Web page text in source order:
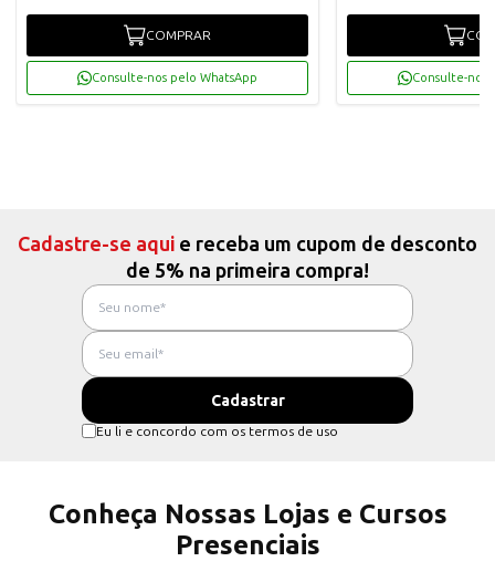
COMPRAR
Consulte-nos pelo WhatsApp Consulte-nos
Cadastre-se aqui e receba um cupom de desconto
de 5% na primeira compra!
Eu li e concordo com os termos de uso
Conheça Nossas Lojas e Cursos
Presenciais